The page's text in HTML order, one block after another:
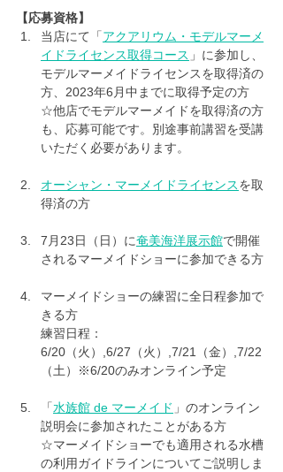
【応募資格】
当店にて「アクアリウム・モデルマーメ
イドライセンス取得コース 」に参加し、
モデルマーメイドライセンスを取得済の
方、2023年6月中までに取得予定の方
☆他店でモデルマーメイドを取得済の方
も、応募可能です。別途事前講習を受講
いただく必要があります。
オーシャン・マーメイドライセンスを取
得済の方
7月23日（日）に奄美海洋展示館で開催
されるマーメイドショーに参加できる方
マーメイドショーの練習に全日程参加で
きる方
練習日程：
6/20（火）,6/27（火）,7/21（金）,7/22
（土）※6/20のみオンライン予定
「水族館 de マーメイド 」のオンライン
説明会に参加されたことがある方
☆マーメイドショーでも適用される水槽
の利用ガイドラインについてご説明しま